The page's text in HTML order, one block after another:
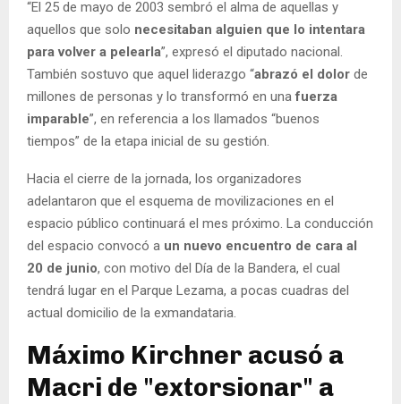
“El 25 de mayo de 2003 sembró el alma de aquellas y
aquellos que solo necesitaban alguien que lo intentara
para volver a pelearla”, expresó el diputado nacional.
También sostuvo que aquel liderazgo “abrazó el dolor de
millones de personas y lo transformó en unafuerza
imparable”, en referencia a los llamados “buenos
tiempos” de la etapa inicial de su gestión.
Hacia el cierre de la jornada, los organizadores
adelantaron que el esquema de movilizaciones en el
espacio público continuará el mes próximo. La conducción
del espacio convocó a un nuevo encuentro de cara al
20 de junio, con motivo del Día de la Bandera, el cual
tendrá lugar en el Parque Lezama, a pocas cuadras del
actual domicilio de la exmandataria.
Máximo Kirchner acusó a
Macri de "extorsionar" a